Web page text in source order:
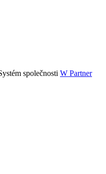
společnosti W Partner